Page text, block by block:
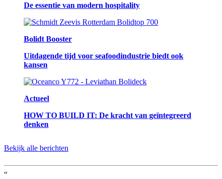
De essentie van modern hospitality
Bolidt Booster
Uitdagende tijd voor seafoodindustrie biedt ook
kansen
Actueel
HOW TO BUILD IT: De kracht van geïntegreerd
denken
Bekijk alle berichten
“